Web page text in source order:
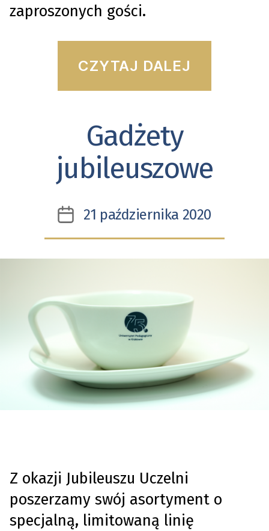
zaproszonych gości.
CZYTAJ DALEJ
Kategorie
Gadżety
jubileuszowe
Data
wpisu
21 października 2020
Z okazji Jubileuszu Uczelni
poszerzamy swój asortyment o
specjalną, limitowaną linię